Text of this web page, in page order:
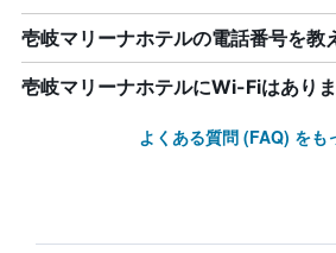
壱岐マリーナホテルの電話番号を教
壱岐マリーナホテルにWi-Fiはあり
よくある質問 (FAQ) をも